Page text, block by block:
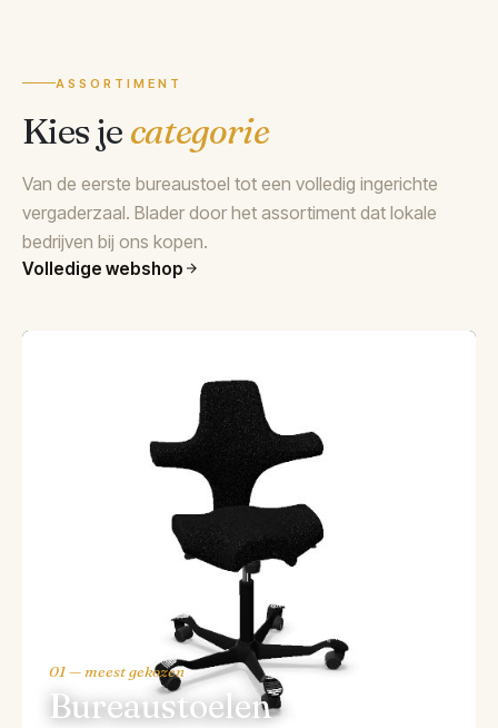
ASSORTIMENT
Kies je categorie
Van de eerste bureaustoel tot een volledig ingerichte
vergaderzaal. Blader door het assortiment dat lokale
bedrijven bij ons kopen.
Volledige webshop
01 — meest gekozen
Bureaustoelen